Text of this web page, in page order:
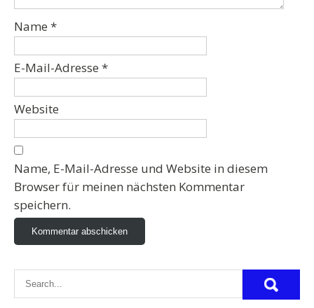
Name *
E-Mail-Adresse *
Website
Name, E-Mail-Adresse und Website in diesem
Browser für meinen nächsten Kommentar
speichern.